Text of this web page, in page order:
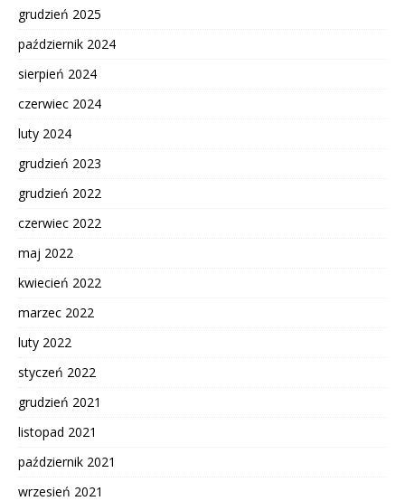
grudzień 2025
październik 2024
sierpień 2024
czerwiec 2024
luty 2024
grudzień 2023
grudzień 2022
czerwiec 2022
maj 2022
kwiecień 2022
marzec 2022
luty 2022
styczeń 2022
grudzień 2021
listopad 2021
październik 2021
wrzesień 2021